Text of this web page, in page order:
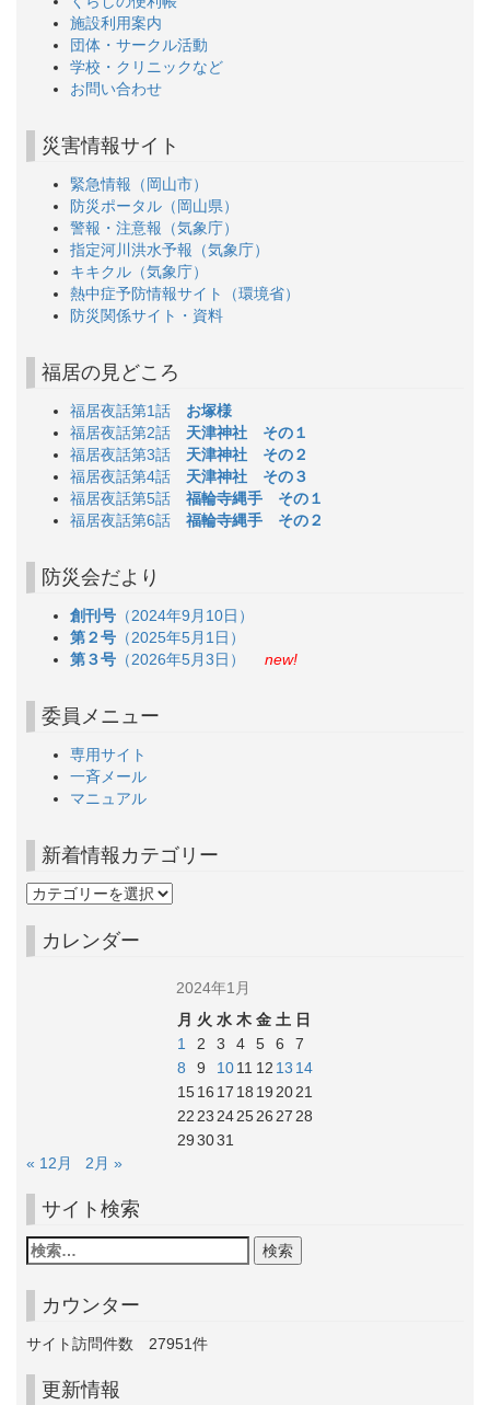
施設利用案内
団体・サークル活動
学校・クリニックなど
お問い合わせ
災害情報サイト
緊急情報（岡山市）
防災ポータル（岡山県）
警報・注意報（気象庁）
指定河川洪水予報（気象庁）
キキクル（気象庁）
熱中症予防情報サイト（環境省）
防災関係サイト・資料
福居の見どころ
福居夜話第1話 お塚様
福居夜話第2話 天津神社 その１
福居夜話第3話 天津神社 その２
福居夜話第4話 天津神社 その３
福居夜話第5話福輪寺縄手 その１
福居夜話第6話福輪寺縄手 その２
防災会だより
創刊号 （2024年9月10日）
第２号 （2025年5月1日）
第３号 （2026年5月3日） new!
委員メニュー
専用サイト
一斉メール
マニュアル
新着情報カテゴリー
カレンダー
2024年1月
月 火 水 木 金 土 日
1
2 3 4 5 6
7
8
9 1011 12 13 14
1516 17 18 19 2021
22 23 242526 27 28
293031
« 12月
2月 »
サイト検索
カウンター
サイト訪問件数 27951件
更新情報